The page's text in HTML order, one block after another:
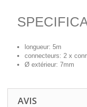
longueur: 5m
connecteurs: 2 x
Ø extérieur: 7mm
AVIS